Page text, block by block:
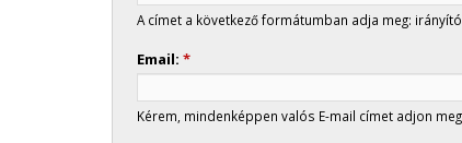
A címet a következő formátumban adja meg:
Email:*
Kérem, mindenképpen valós E-mail címet adjon